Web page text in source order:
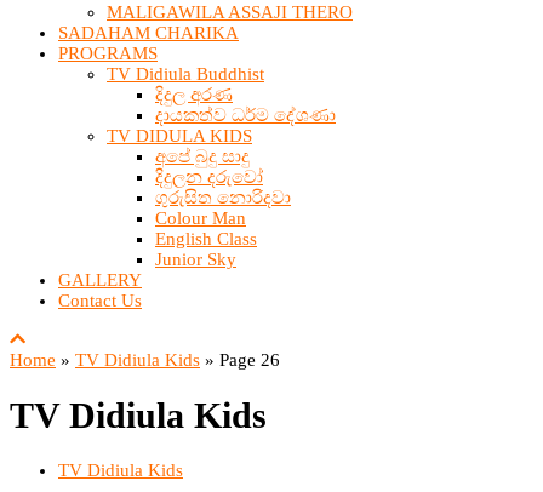
MALIGAWILA ASSAJI THERO
SADAHAM CHARIKA
PROGRAMS
TV Didiula Buddhist
දිදුල අරණ
දායකත්ව ධර්ම දේශණා
TV DIDULA KIDS
අපේ බුදු සාදු
දිදුලන දරුවෝ
ගුරුසිත නොරිදවා
Colour Man
English Class
Junior Sky
GALLERY
Contact Us
Home » TV Didiula Kids » Page 26
TV Didiula Kids
TV Didiula Kids